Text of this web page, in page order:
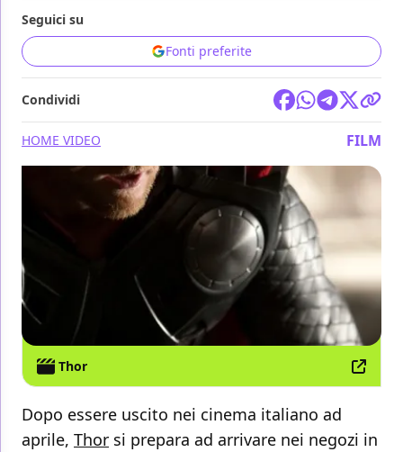
Seguici su
Fonti preferite
Condividi
HOME VIDEO FILM
Thor
Dopo essere uscito nei cinema italiano ad
aprile, Thor si prepara ad arrivare nei negozi in